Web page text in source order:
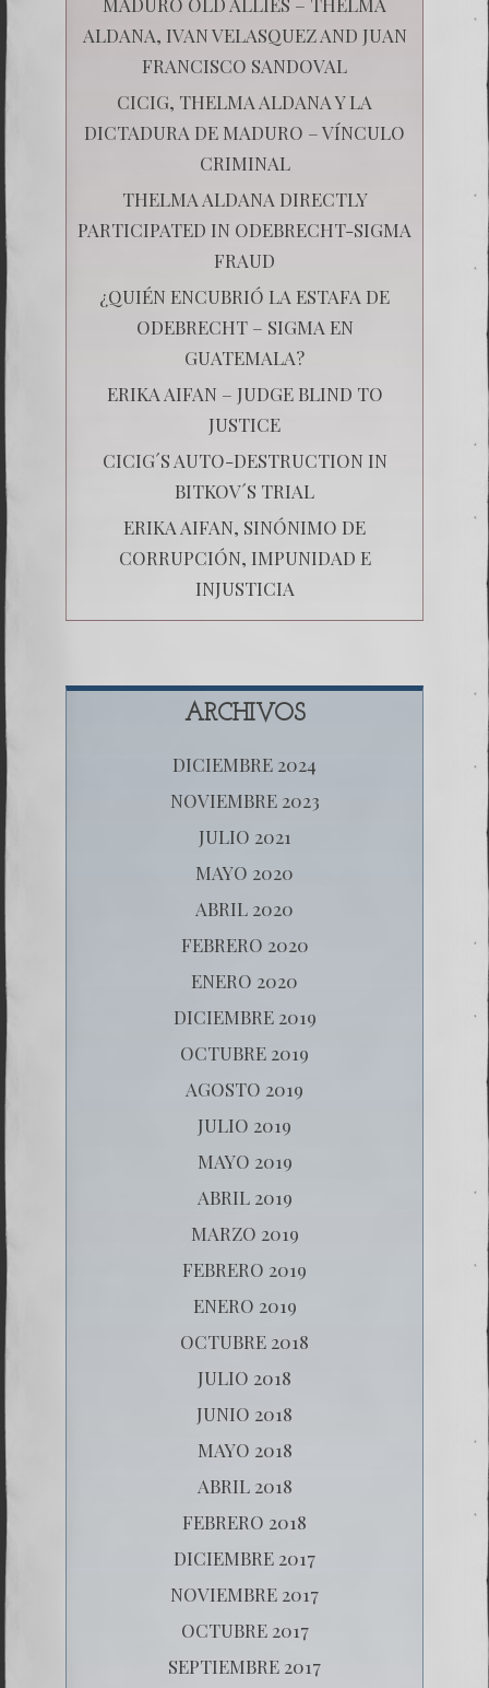
ALDANA, IVAN VELASQUEZ AND JUAN
FRANCISCO SANDOVAL
CICIG, THELMA ALDANA Y LA
DICTADURA DE MADURO – VÍNCULO
CRIMINAL
THELMA ALDANA DIRECTLY
PARTICIPATED IN ODEBRECHT-SIGMA
FRAUD
¿QUIÉN ENCUBRIÓ LA ESTAFA DE
ODEBRECHT – SIGMA EN
GUATEMALA?
ERIKA AIFAN – JUDGE BLIND TO
JUSTICE
CICIG´S AUTO-DESTRUCTION IN
BITKOV´S TRIAL
ERIKA AIFAN, SINÓNIMO DE
CORRUPCIÓN, IMPUNIDAD E
INJUSTICIA
ARCHIVOS
DICIEMBRE 2024
NOVIEMBRE 2023
JULIO 2021
MAYO 2020
ABRIL 2020
FEBRERO 2020
ENERO 2020
DICIEMBRE 2019
OCTUBRE 2019
AGOSTO 2019
JULIO 2019
MAYO 2019
ABRIL 2019
MARZO 2019
FEBRERO 2019
ENERO 2019
OCTUBRE 2018
JULIO 2018
JUNIO 2018
MAYO 2018
ABRIL 2018
FEBRERO 2018
DICIEMBRE 2017
NOVIEMBRE 2017
OCTUBRE 2017
SEPTIEMBRE 2017